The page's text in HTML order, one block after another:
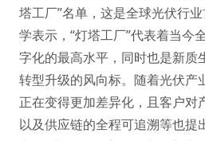
塔工厂”名单，这是全球光伏行
学表示，“灯塔工厂”代表着当今
字化的最高水平，同时也是新质
转型升级的风向标。随着光伏产
正在变得更加差异化，且客户对
以及供应链的全程可追溯等也提